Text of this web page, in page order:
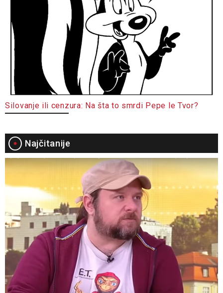
Silovanje ili cenzura: Na šta to smrdi Pepe le Tvor?
Najčitanije